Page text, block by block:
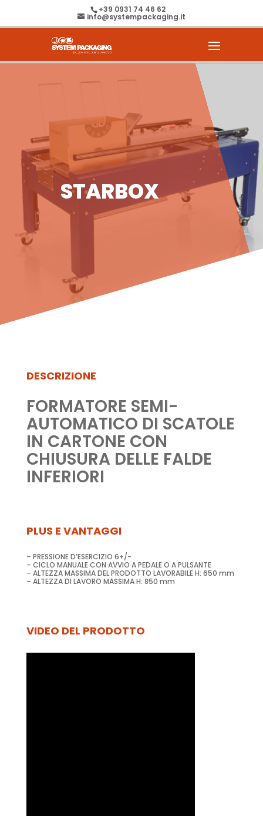
+39 0931 74 46 62
info@systempackaging.it
STARBOX
DESCRIZIONE
FORMATORE SEMI-
AUTOMATICO DI SCATOLE
IN CARTONE CON
CHIUSURA DELLE FALDE
INFERIORI
PLUS E VANTAGGI
– PRESSIONE D’ESERCIZIO 6+/-
– CICLO MANUALE CON AVVIO A PEDALE O A PULSANTE
– ALTEZZA MASSIMA DEL PRODOTTO LAVORABILE H: 650 mm
– ALTEZZA DI LAVORO MASSIMA H: 850 mm
VIDEO DEL PRODOTTO